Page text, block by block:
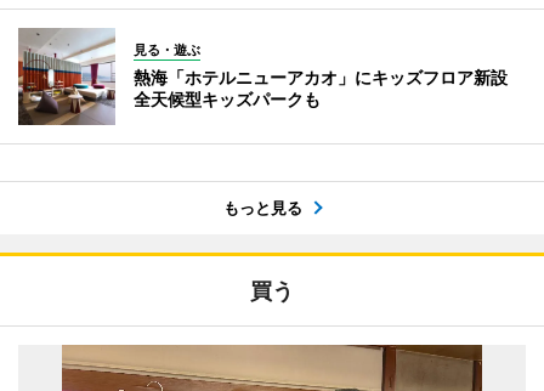
見る・遊ぶ
熱海「ホテルニューアカオ」にキッズフロア新設
全天候型キッズパークも
もっと見る
買う